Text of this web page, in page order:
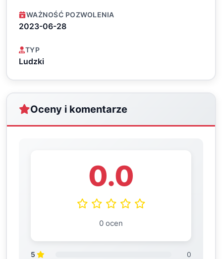
WAŻNOŚĆ POZWOLENIA
2023-06-28
TYP
Ludzki
Oceny i komentarze
0.0
0 ocen
5
0